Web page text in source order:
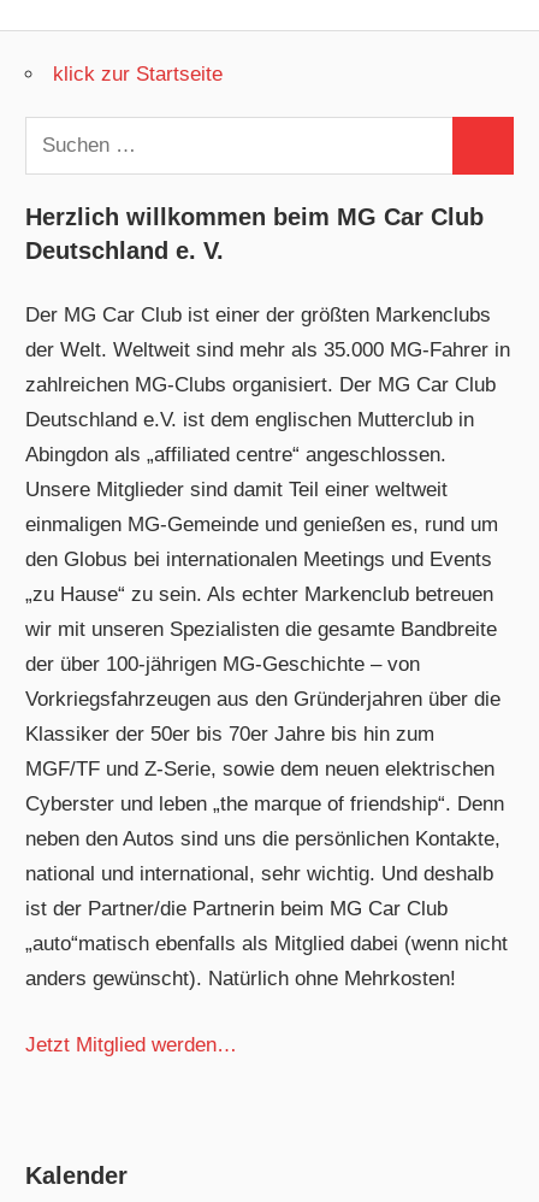
klick zur Startseite
Suchen
nach:
Herzlich willkommen beim MG Car Club
Deutschland e. V.
Der MG Car Club ist einer der größten Markenclubs
der Welt. Weltweit sind mehr als 35.000 MG-Fahrer in
zahlreichen MG-Clubs organisiert. Der MG Car Club
Deutschland e.V. ist dem englischen Mutterclub in
Abingdon als „affiliated centre“ angeschlossen.
Unsere Mitglieder sind damit Teil einer weltweit
einmaligen MG-Gemeinde und genießen es, rund um
den Globus bei internationalen Meetings und Events
„zu Hause“ zu sein. Als echter Markenclub betreuen
wir mit unseren Spezialisten die gesamte Bandbreite
der über 100-jährigen MG-Geschichte – von
Vorkriegsfahrzeugen aus den Gründerjahren über die
Klassiker der 50er bis 70er Jahre bis hin zum
MGF/TF und Z-Serie, sowie dem neuen elektrischen
Cyberster und leben „the marque of friendship“. Denn
neben den Autos sind uns die persönlichen Kontakte,
national und international, sehr wichtig. Und deshalb
ist der Partner/die Partnerin beim MG Car Club
„auto“matisch ebenfalls als Mitglied dabei (wenn nicht
anders gewünscht). Natürlich ohne Mehrkosten!
Jetzt Mitglied werden…
Kalender